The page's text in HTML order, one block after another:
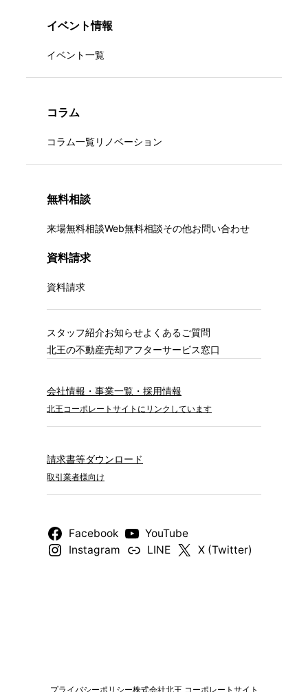
イベント情報
イベント一覧
コラム
コラム一覧リノベーション
無料相談
来場無料相談Web無料相談その他お問い合わせ
資料請求
資料請求
スタッフ紹介お知らせよくあるご質問
北王の不動産売却アフターサービス窓口
会社情報・事業一覧・採用情報
北王コーポレートサイトにリンクしています
請求書等ダウンロード
取引業者様向け
Facebook
YouTube
Instagram
LINE X (Twitter)
プライバシーポリシー株式会社北王 コーポレートサイト